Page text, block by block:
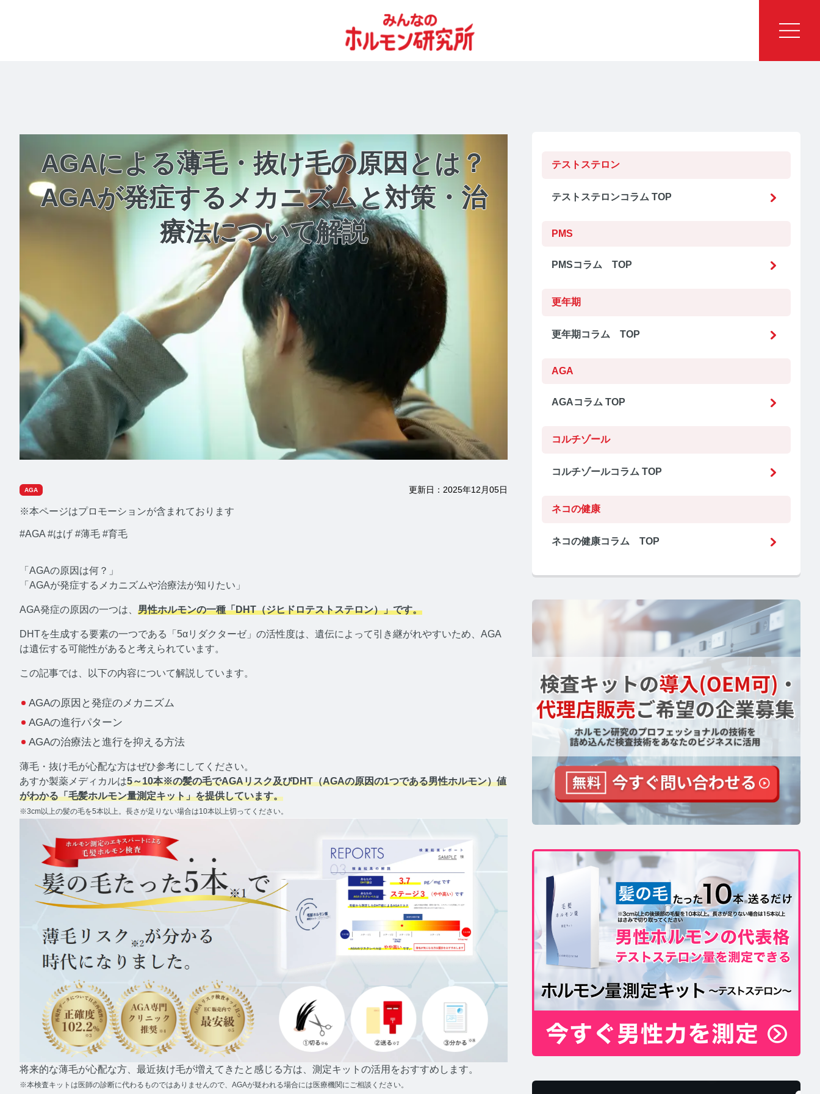
AGA
コルチゾール
コルチゾールコラム TOP
PMSコラム TOP
ネコの健康
ネコの健康コラム TOP
毛髪・爪ホルモン量測定キットについて知りたい方
AGAによる薄毛・抜け毛の原因とは？
AGAが発症するメカニズムと対策・治
療法について解説
AGA 更新日：2025年12月05日
※本ページはプロモーションが含まれております
#AGA #はげ #薄毛 #育毛
「AGAの原因は何？」
「AGAが発症するメカニズムや治療法が知りたい」
AGA発症の原因の一つは、 男性ホルモンの一種「DHT（ジヒドロテストステロン）」です。
DHTを生成する要素の一つである「5αリダクターゼ」の活性度は、遺伝によって引き継がれやすいため、AGA
は遺伝する可能性があると考えられています。
この記事では、以下の内容について解説しています。
AGAの原因と発症のメカニズム
AGAの進行パターン
AGAの治療法と進行を抑える方法
薄毛・抜け毛が心配な方はぜひ参考にしてください。
あすか製薬メディカルは5～10本※の髪の毛でAGAリスク及びDHT（AGAの原因の1つである男性ホルモン）値
がわかる「毛髪ホルモン量測定キット」を提供しています。
※3cm以上の髪の毛を5本以上。長さが足りない場合は10本以上切ってください。
将来的な薄毛が心配な方、最近抜け毛が増えてきたと感じる方は、測定キットの活用をおすすめします。
※本検査キットは医師の診断に代わるものではありませんので、AGAが疑われる場合には医療機関にご相談ください。
テストステロン
テストステロンコラム TOP
PMS
PMSコラム TOP
更年期
更年期コラム TOP
AGA
AGAコラム TOP
コルチゾール
コルチゾールコラム TOP
ネコの健康
ネコの健康コラム TOP